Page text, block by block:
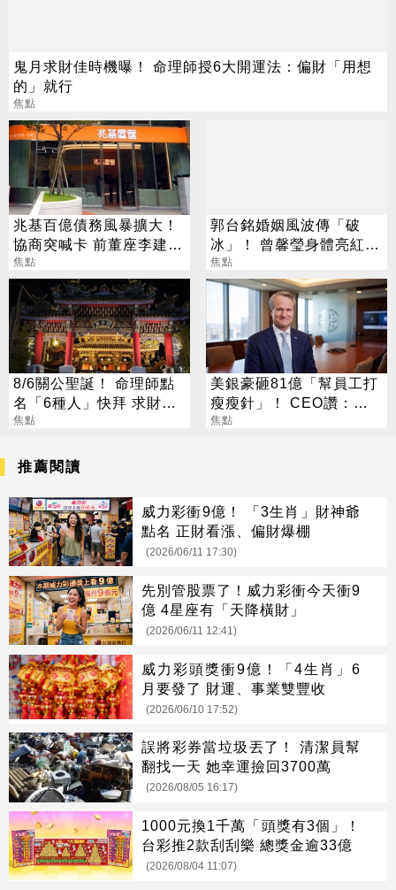
鬼月求財佳時機曝！ 命理師授6大開運法：偏財「用想
的」就行
焦點
兆基百億債務風暴擴大！
協商突喊卡 前董座李建成
遭檢調搜索
焦點
郭台銘婚姻風波傳「破
冰」！ 曾馨瑩身體亮紅燈
18年婚姻驚傳出現轉機
焦點
8/6關公聖誕！ 命理師點
名「6種人」快拜 求財求
職保平安
焦點
美銀豪砸81億「幫員工打
瘦瘦針」！ CEO讚：一
項值得的投資
焦點
推薦閱讀
威力彩衝9億！ 「3生肖」財神爺
點名 正財看漲、偏財爆棚
(2026/06/11 17:30)
先別管股票了！威力彩衝今天衝9
億 4星座有「天降橫財」
(2026/06/11 12:41)
威力彩頭獎衝9億！「4生肖」6
月要發了 財運、事業雙豐收
(2026/06/10 17:52)
誤將彩券當垃圾丟了！ 清潔員幫
翻找一天 她幸運撿回3700萬
(2026/08/05 16:17)
1000元換1千萬「頭獎有3個」！
台彩推2款刮刮樂 總獎金逾33億
(2026/08/04 11:07)